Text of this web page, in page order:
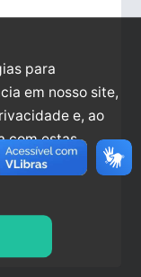
para
em nosso site,
e, ao
com estas